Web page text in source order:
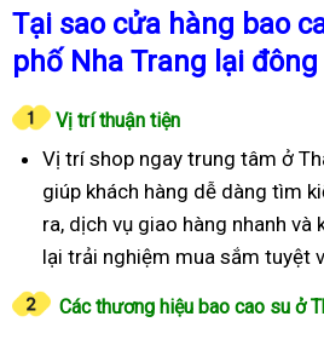
Tại sao cửa hàng bao
phố Nha Trang lại
Vị trí thuận tiện
Vị trí shop ngay trung tâm ở
giúp khách hàng dễ dàng tìm
ra, dịch vụ giao hàng nhanh và
lại trải nghiệm mua sắm tuyệt
Các thương hiệu bao cao su ở